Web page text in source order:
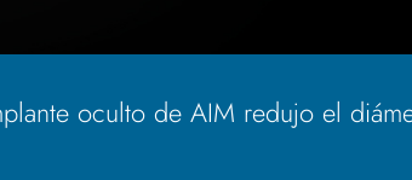
oculto de AIM redujo el